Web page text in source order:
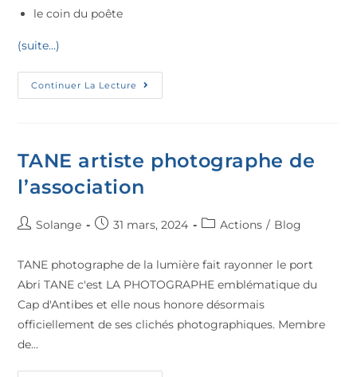
le coin du poête
(suite…)
Continuer La Lecture
TANE artiste photographe de
l’association
Solange 31 mars, 2024 Actions / Blog
TANE photographe de la lumière fait rayonner le port
Abri TANE c'est LA PHOTOGRAPHE emblématique du
Cap d'Antibes et elle nous honore désormais
officiellement de ses clichés photographiques. Membre
de…